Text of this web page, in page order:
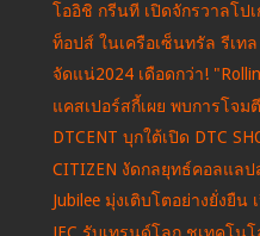
โออิชิ กรีนที เปิดจักรวาลโป
ท็อปส์ ในเครือเซ็นทรัล รีเท
จัดแน่2024 เดือดกว่า!
แคสเปอร์สกี้เผย พบการโจ
DTCENT บุกใต้เปิด DTC
CITIZEN งัดกลยุทธ์คอลแลป
Jubilee มุ่งเติบโตอย่างยั่งยืน